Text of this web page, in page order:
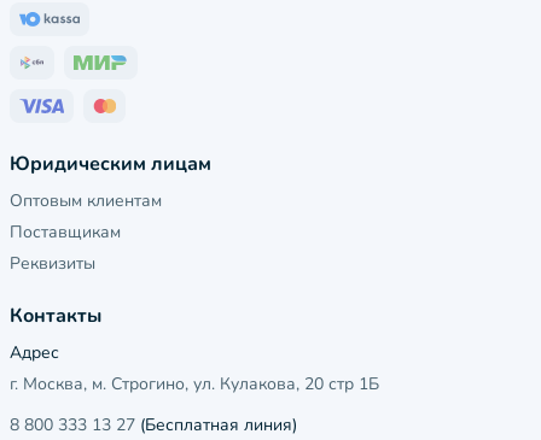
Юридическим лицам
Оптовым клиентам
Поставщикам
Реквизиты
Контакты
Адрес
г. Москва, м. Строгино, ул. Кулакова, 20 стр 1Б
8 800 333 13 27 (Бесплатная линия)